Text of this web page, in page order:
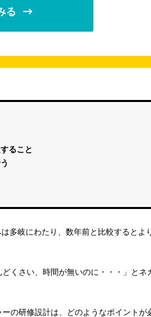
る
ること
多岐にわたり、数年前と比較するとよ
くさい、時間が無いのに・・・」とネ
の研修設計は、どのようなポイントが